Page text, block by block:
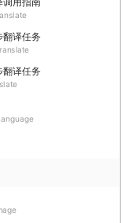
翻译任务
翻译任务